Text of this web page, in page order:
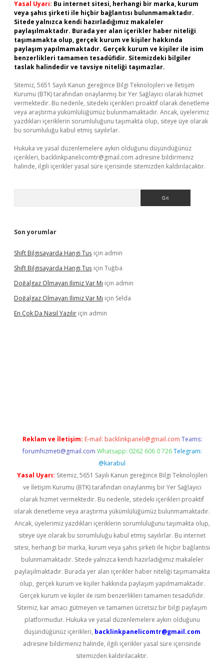
Yasal Uyarı: Bu internet sitesi, herhangi bir marka, kurum
veya şahıs şirketi ile hiçbir bağlantısı bulunmamaktadır.
Sitede yalnızca kendi hazırladığımız makaleler
paylaşılmaktadır. Burada yer alan içerikler haber niteliği
taşımamakta olup, gerçek kurum ve kişiler hakkında
paylaşım yapılmamaktadır. Gerçek kurum ve kişiler ile isim
benzerlikleri tamamen tesadüfidir. Sitemizdeki bilgiler
taslak halindedir ve tavsiye niteliği taşımazlar.
Sitemiz, 5651 Sayılı Kanun gereğince Bilgi Teknolojileri ve İletişim
Kurumu (BTK) tarafından onaylanmış bir Yer Sağlayıcı olarak hizmet
vermektedir. Bu nedenle, sitedeki içerikleri proaktif olarak denetleme
veya araştırma yükümlülüğümüz bulunmamaktadır. Ancak, üyelerimiz
yazdıkları içeriklerin sorumluluğunu taşımakta olup, siteye üye olarak
bu sorumluluğu kabul etmiş sayılırlar.
Hukuka ve yasal düzenlemelere aykırı olduğunu düşündüğünüz
içerikleri, backlinkpanelicomtr@gmail.com adresine bildirmeniz
halinde, ilgili içerikler yasal süre içerisinde sitemizden kaldırılacaktır.
Son yorumlar
Shift Bilgisayarda Hangi Tuş için admin
Shift Bilgisayarda Hangi Tuş için Tuğba
Doğalgaz Olmayan Ilimiz Var Mı için admin
Doğalgaz Olmayan Ilimiz Var Mı için Selda
En Çok Da Nasıl Yazılır için admin
Reklam ve İletişim: E-mail: backlinkpaneli@gmail.com Teams:
forumhizmeti@gmail.com Whatsapp: 0262 606 0 726 Telegram:
@karabul
Yasal Uyarı: Sitemiz, 5651 Sayılı Kanun gereğince Bilgi Teknolojileri
ve İletişim Kurumu (BTK) tarafından onaylanmış bir Yer Sağlayıcı
olarak hizmet vermektedir. Bu nedenle, sitedeki içerikleri proaktif
olarak denetleme veya araştırma yükümlülüğümüz bulunmamaktadır.
Ancak, üyelerimiz yazdıkları içeriklerin sorumluluğunu taşımakta olup,
siteye üye olarak bu sorumluluğu kabul etmiş sayılırlar. Bu internet
sitesi, herhangi bir marka, kurum veya şahıs şirketi ile hiçbir bağlantısı
bulunmamaktadır. Sitede yalnızca kendi hazırladığımız makaleler
paylaşılmaktadır. Burada yer alan içerikler haber niteliği taşımamakta
olup, gerçek kurum ve kişiler hakkında paylaşım yapılmamaktadır.
Gerçek kurum ve kişiler ile isim benzerlikleri tamamen tesadüfidir.
Sitemiz, kar amacı gütmeyen ve tamamen ücretsiz bir bilgi paylaşım
platformudur. Hukuka ve yasal düzenlemelere aykırı olduğunu
düşündüğünüz içerikleri, backlinkpanelicomtr@gmail.com
adresine bildirmeniz halinde, ilgili içerikler yasal süre içerisinde
sitemizden kaldırılacaktır.